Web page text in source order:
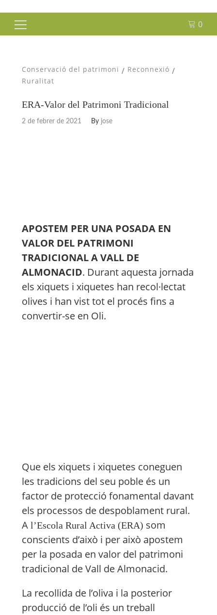
0
Cerca:
Conservació del patrimoni / Reconnexió /
Ruralitat
ERA-Valor del Patrimoni Tradicional
2 de febrer de 2021 By jose
APOSTEM PER UNA POSADA EN
VALOR DEL PATRIMONI
TRADICIONAL A VALL DE
ALMONACID. Durant aquesta jornada
els xiquets i xiquetes han recol·lectat
olives i han vist tot el procés fins a
convertir-se en Oli.
Que els xiquets i xiquetes coneguen
les tradicions del seu poble és un
factor de protecció fonamental davant
els processos de despoblament rural.
A l’Escola Rural Activa (ERA) som
conscients d’això i per això apostem
per la posada en valor del patrimoni
tradicional de Vall de Almonacid.
La recollida de l’oliva i la posterior
producció de l’oli és un treball